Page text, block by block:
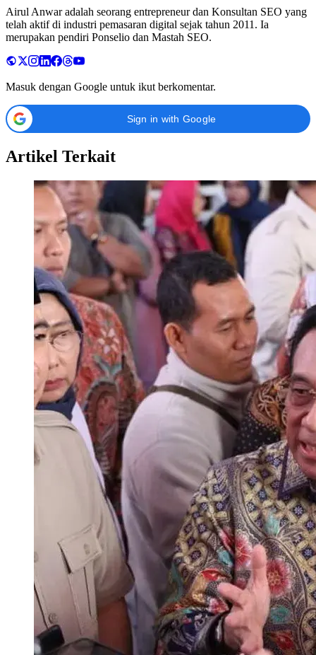
Airul Anwar adalah seorang entrepreneur dan Konsultan SEO yang
telah aktif di industri pemasaran digital sejak tahun 2011. Ia
merupakan pendiri Ponselio dan Mastah SEO.
Masuk dengan Google untuk ikut berkomentar.
Sign in with Google
Artikel Terkait